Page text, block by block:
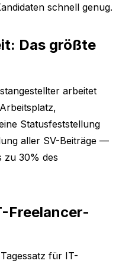
schnell genug.
Das größte
arbeitet
Statusfeststellung
aller SV-Beiträge —
zu 30% des
Freelancer-
für IT-